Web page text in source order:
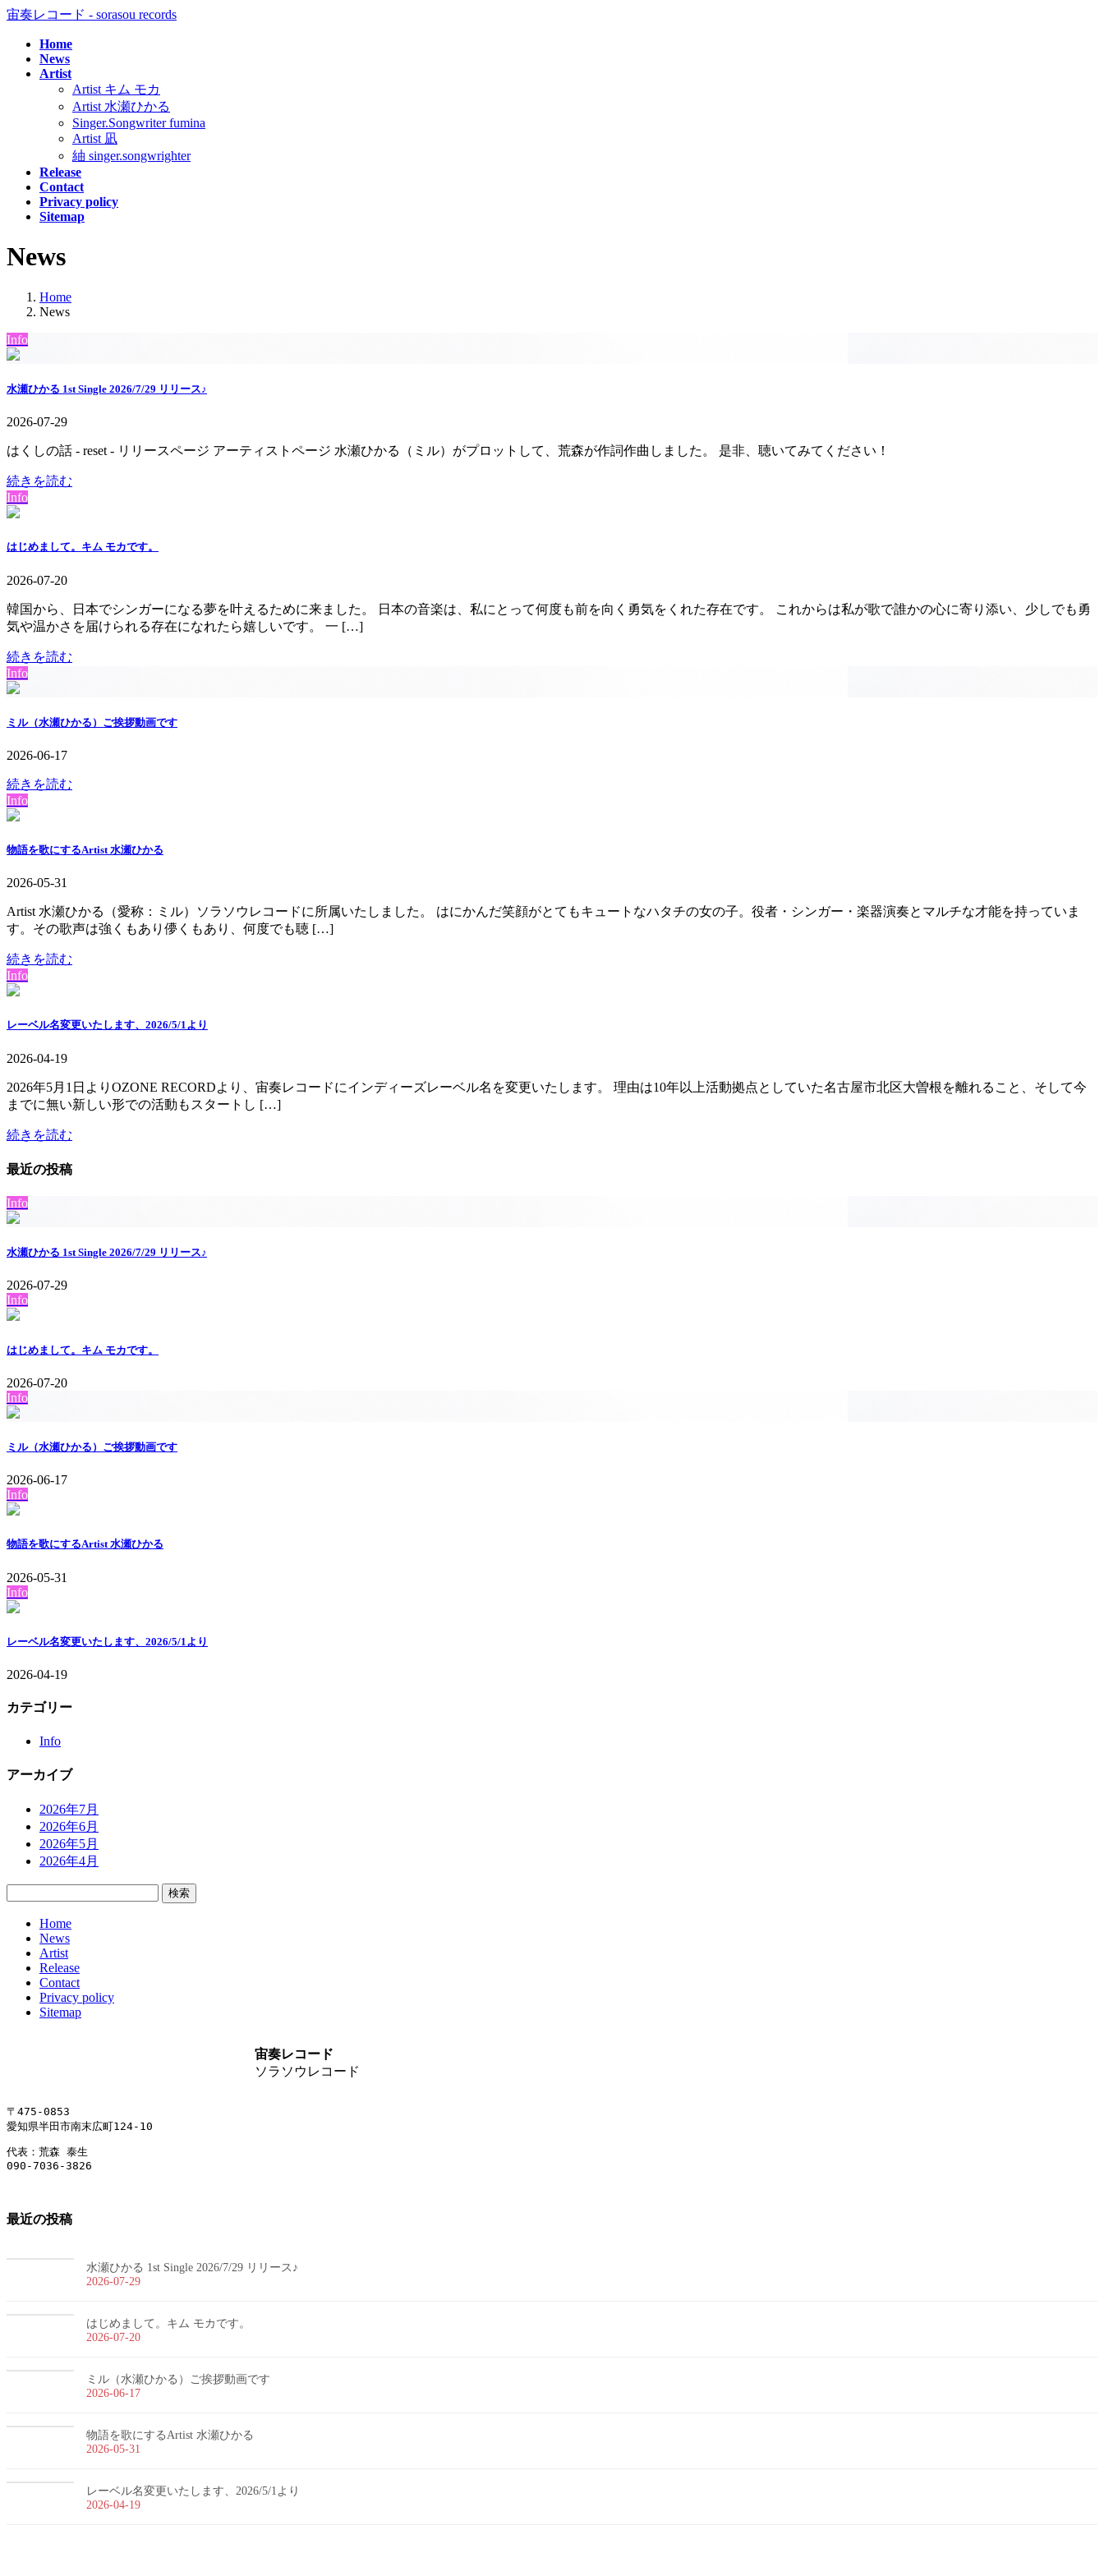
コ
ナ
宙奏レコード - sorasou records
Home
News
Artist
Artist キム モカ
Artist 水瀬ひかる
Singer.Songwriter fumina
Artist 凪
紬 singer.songwrighter
Release
Contact
Privacy policy
Sitemap
News
Home
News
Info
水瀬ひかる 1st Single 2026/7/29 リリース♪
2026-07-29
はくしの話 - reset - リリースページ アーティストページ 水瀬ひかる（ミル）がプロットして、荒森が作詞作曲しました。 是非、聴いてみてください！
続きを読む
Info
はじめまして。キム モカです。
2026-07-20
韓国から、日本でシンガーになる夢を叶えるために来ました。 日本の音楽は、私にとって何度も前を向く勇気をくれた存在です。 これからは私が歌で誰かの心に寄り添い、少しでも勇
気や温かさを届けられる存在になれたら嬉しいです。 一 […]
続きを読む
Info
ミル（水瀬ひかる）ご挨拶動画です
2026-06-17
続きを読む
Info
物語を歌にするArtist 水瀬ひかる
2026-05-31
Artist 水瀬ひかる（愛称：ミル）ソラソウレコードに所属いたしました。 はにかんだ笑顔がとてもキュートなハタチの女の子。役者・シンガー・楽器演奏とマルチな才能を持っていま
す。その歌声は強くもあり儚くもあり、何度でも聴 […]
続きを読む
Info
レーベル名変更いたします、2026/5/1より
2026-04-19
2026年5月1日よりOZONE RECORDより、宙奏レコードにインディーズレーベル名を変更いたします。 理由は10年以上活動拠点としていた名古屋市北区大曽根を離れること、そして今
までに無い新しい形での活動もスタートし […]
続きを読む
最近の投稿
Info
水瀬ひかる 1st Single 2026/7/29 リリース♪
2026-07-29
Info
はじめまして。キム モカです。
2026-07-20
Info
ミル（水瀬ひかる）ご挨拶動画です
2026-06-17
Info
物語を歌にするArtist 水瀬ひかる
2026-05-31
Info
レーベル名変更いたします、2026/5/1より
2026-04-19
カテゴリー
Info
アーカイブ
2026年7月
2026年6月
2026年5月
2026年4月
Home
News
Artist
Release
Contact
Privacy policy
Sitemap
宙奏レコード
ソラソウレコード
〒475-0853
愛知県半田市南末広町124-10
代表：荒森 泰生
090-7036-3826
最近の投稿
水瀬ひかる 1st Single 2026/7/29 リリース♪
2026-07-29
はじめまして。キム モカです。
2026-07-20
ミル（水瀬ひかる）ご挨拶動画です
2026-06-17
物語を歌にするArtist 水瀬ひかる
2026-05-31
レーベル名変更いたします、2026/5/1より
2026-04-19